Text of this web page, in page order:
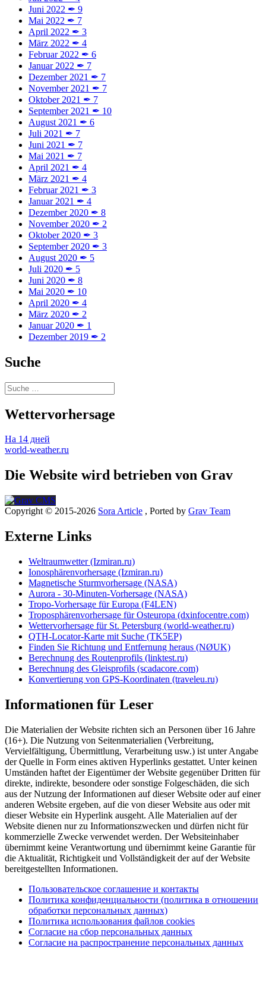
Juni 2022 ✒ 9
Mai 2022 ✒ 7
April 2022 ✒ 3
März 2022 ✒ 4
Februar 2022 ✒ 6
Januar 2022 ✒ 7
Dezember 2021 ✒ 7
November 2021 ✒ 7
Oktober 2021 ✒ 7
September 2021 ✒ 10
August 2021 ✒ 6
Juli 2021 ✒ 7
Juni 2021 ✒ 7
Mai 2021 ✒ 7
April 2021 ✒ 4
März 2021 ✒ 4
Februar 2021 ✒ 3
Januar 2021 ✒ 4
Dezember 2020 ✒ 8
November 2020 ✒ 2
Oktober 2020 ✒ 3
September 2020 ✒ 3
August 2020 ✒ 5
Juli 2020 ✒ 5
Juni 2020 ✒ 8
Mai 2020 ✒ 10
April 2020 ✒ 4
März 2020 ✒ 2
Januar 2020 ✒ 1
Dezember 2019 ✒ 2
Suche
Wettervorhersage
На 14 дней
world-weather.ru
Die Website wird betrieben von Grav
Copyright © 2015-2026 Sora Article , Ported by Grav Team
Externe Links
Weltraumwetter (Izmiran.ru)
Ionosphärenvorhersage (Izmiran.ru)
Magnetische Sturmvorhersage (NASA)
Aurora - 30-Minuten-Vorhersage (NASA)
Tropo-Vorhersage für Europa (F4LEN)
Troposphärenvorhersage für Osteuropa (dxinfocentre.com)
Wettervorhersage für St. Petersburg (world-weather.ru)
QTH-Locator-Karte mit Suche (TK5EP)
Finden Sie Richtung und Entfernung heraus (NØUK)
Berechnung des Routenprofils (linktest.ru)
Berechnung des Gleisprofils (scadacore.com)
Konvertierung von GPS-Koordinaten (traveleu.ru)
Informationen für Leser
Die Materialien der Website richten sich an Personen über 16 Jahre
(16+). Die Nutzung von Seitenmaterialien (Verbreitung,
Vervielfältigung, Übermittlung, Verarbeitung usw.) ist unter Angabe
der Quelle in Form eines aktiven Hyperlinks gestattet. Unter keinen
Umständen haftet der Eigentümer der Website gegenüber Dritten für
direkte, indirekte, besondere oder sonstige Folgeschäden, die sich
aus der Nutzung der Informationen auf dieser Website oder auf einer
anderen Website ergeben, auf die von dieser Website aus oder mit
dieser Website ein Hyperlink ausgeht. Alle Materialien auf der
Website dienen nur zu Informationszwecken und dürfen nicht für
kommerzielle Zwecke verwendet werden. Der Websiteinhaber
übernimmt keine Verantwortung und übernimmt keine Garantie für
die Aktualität, Richtigkeit und Vollständigkeit der auf der Website
bereitgestellten Informationen.
Пользовательское соглашение и контакты
Политика конфиденциальности (политика в отношении
обработки персональных данных)
Политика использования файлов cookies
Согласие на сбор персональных данных
Согласие на распространение персональных данных